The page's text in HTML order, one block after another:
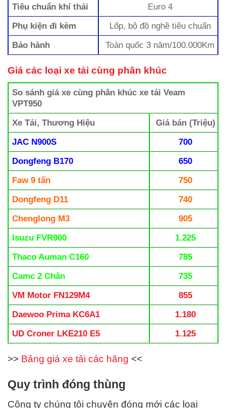
Tiêu chuẩn khí thải
Euro 4
Phụ kiện đi kèm
Lốp, bộ đồ nghề tiêu chuẩn
Bảo hành
Toàn quốc 3 năm/100.000Km
Giá các loại xe tải cùng phân khúc
So sánh giá xe cùng phân khúc xe tải Veam
VPT950
Xe Tải, Thương Hiệu
Giá bán (Triệu)
JAC N900S
700
Dongfeng B170
650
Faw 9 tấn
750
Dongfeng D11
740
Chenglong M3
905
Isuzu FVR900
1.225
Thaco Auman C160
785
Camc 2 Chân
735
VM Motor FN129M4
855
Daewoo Prima KC6A1
1.180
UD Croner LKE210 E5
1.125
>> Bảng giá xe tải các hãng <<
Quy trình đóng thùng
Công ty chúng tôi chuyên đóng mới các loại